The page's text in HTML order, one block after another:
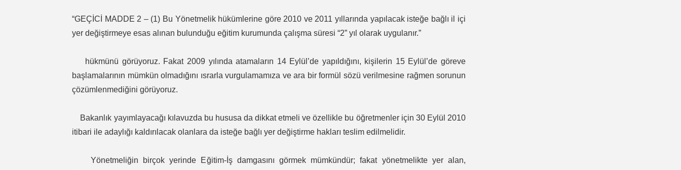
“GEÇİCİ MADDE 2 – (1) Bu Yönetmelik hükümlerine göre 2010 ve 2011 yıllarında yapılacak isteğe bağlı il içi
yer değiştirmeye esas alınan bulunduğu eğitim kurumunda çalışma süresi “2” yıl olarak uygulanır.”
hükmünü görüyoruz. Fakat 2009 yılında atamaların 14 Eylül’de yapıldığını, kişilerin 15 Eylül’de göreve
başlamalarının mümkün olmadığını ısrarla vurgulamamıza ve ara bir formül sözü verilmesine rağmen sorunun
çözümlenmediğini görüyoruz.
Bakanlık yayımlayacağı kılavuzda bu hususa da dikkat etmeli ve özellikle bu öğretmenler için 30 Eylül 2010
itibari ile adaylığı kaldırılacak olanlara da isteğe bağlı yer değiştirme hakları teslim edilmelidir.
Yönetmeliğin birçok yerinde Eğitim-İş damgasını görmek mümkündür; fakat yönetmelikte yer alan,